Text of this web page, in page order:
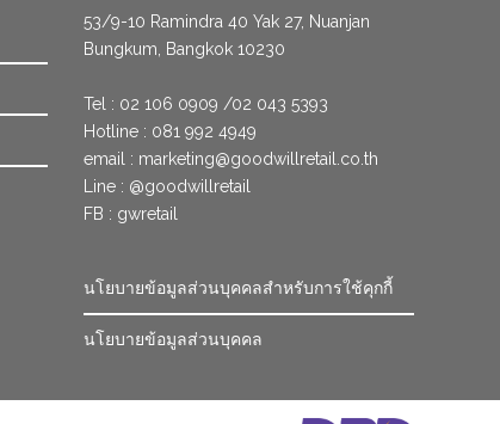
53/9­-10 Ramindra 40 Yak 27, Nuanjan
Bungkum, Bangkok 10230
Tel : 02 106 0909 /02 043 5393
Hotline : 081 992 4949
email : marketing@goodwillretail.co.th
Line : @goodwillretail
FB : gwretail
นโยบายข้อมูลส่วนบุคคลสำหรับการใช้คุกกี้
นโยบายข้อมูลส่วนบุคคล